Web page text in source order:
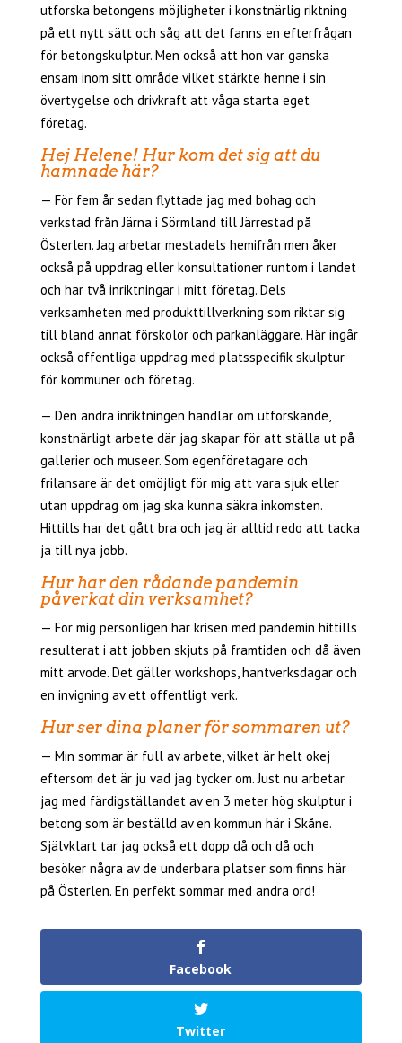
utforska betongens möjligheter i konstnärlig riktning
på ett nytt sätt och såg att det fanns en efterfrågan
för betongskulptur. Men också att hon var ganska
ensam inom sitt område vilket stärkte henne i sin
övertygelse och drivkraft att våga starta eget
företag.
Hej Helene! Hur kom det sig att du
hamnade här?
— För fem år sedan flyttade jag med bohag och
verkstad från Järna i Sörmland till Järrestad på
Österlen. Jag arbetar mestadels hemifrån men åker
också på uppdrag eller konsultationer runtom i landet
och har två inriktningar i mitt företag. Dels
verksamheten med produkttillverkning som riktar sig
till bland annat förskolor och parkanläggare. Här ingår
också offentliga uppdrag med platsspecifik skulptur
för kommuner och företag.
— Den andra inriktningen handlar om utforskande,
konstnärligt arbete där jag skapar för att ställa ut på
gallerier och museer. Som egenföretagare och
frilansare är det omöjligt för mig att vara sjuk eller
utan uppdrag om jag ska kunna säkra inkomsten.
Hittills har det gått bra och jag är alltid redo att tacka
ja till nya jobb.
Hur har den rådande pandemin
påverkat din verksamhet?
— För mig personligen har krisen med pandemin hittills
resulterat i att jobben skjuts på framtiden och då även
mitt arvode. Det gäller workshops, hantverksdagar och
en invigning av ett offentligt verk.
Hur ser dina planer för sommaren ut?
— Min sommar är full av arbete, vilket är helt okej
eftersom det är ju vad jag tycker om. Just nu arbetar
jag med färdigställandet av en 3 meter hög skulptur i
betong som är beställd av en kommun här i Skåne.
Självklart tar jag också ett dopp då och då och
besöker några av de underbara platser som finns här
på Österlen. En perfekt sommar med andra ord!
Facebook
Twitter